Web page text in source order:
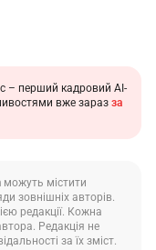
– перший кадровий АІ-
вже зараз за
можуть містити
зовнішніх авторів.
редакції. Кожна
Редакція не
за їх зміст.